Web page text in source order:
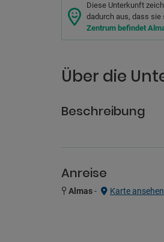
Diese Unterkunft
dadurch aus, dass sie
Zentrum befindet
Über die
Beschreibung
Anreise
Almas- Karte ansehen